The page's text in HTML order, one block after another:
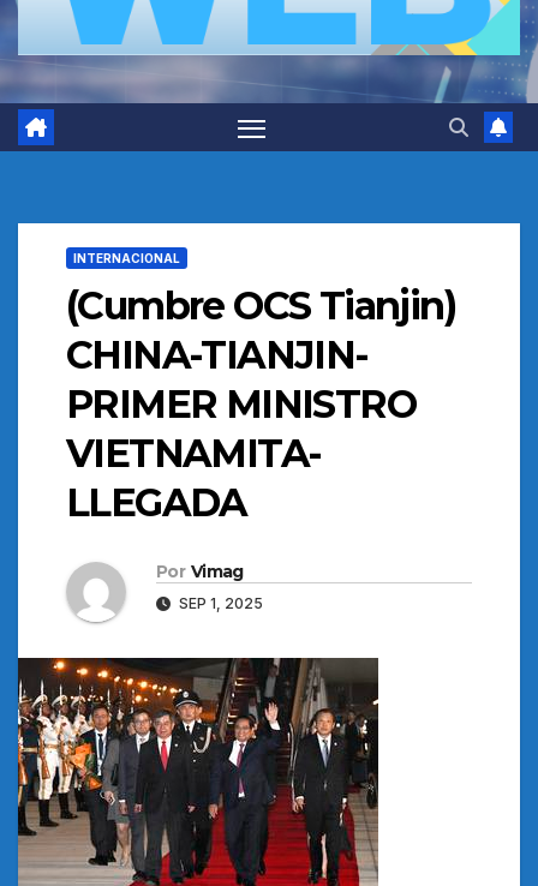
INTERNACIONAL
(Cumbre OCS Tianjin)
CHINA-TIANJIN-
PRIMER MINISTRO
VIETNAMITA-
LLEGADA
Por Vimag
SEP 1, 2025